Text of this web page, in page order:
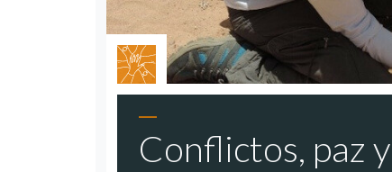
Conflictos, paz y